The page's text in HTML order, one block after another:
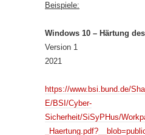
Beispiele:
Windows 10 – Härtung des
Version 1
2021
https://www.bsi.bund.de/
E/BSI/Cyber-
Sicherheit/SiSyPHus/